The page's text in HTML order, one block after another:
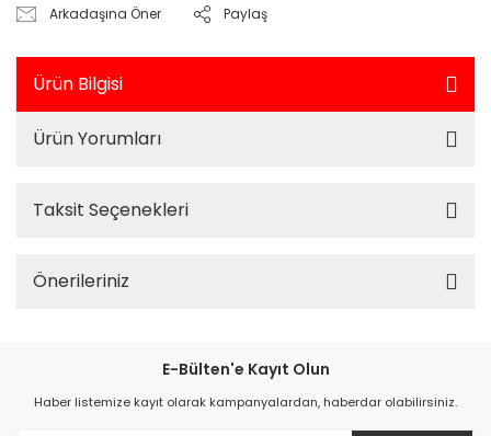
Arkadaşına Öner Paylaş
Ürün Bilgisi
Ürün Yorumları
Taksit Seçenekleri
Önerileriniz
E-Bülten'e Kayıt Olun
Haber listemize kayıt olarak kampanyalardan, haberdar olabilirsiniz.